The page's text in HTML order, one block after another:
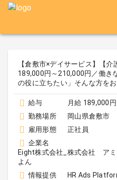
【倉敷市×デイサービス】【
189,000円～210,000円／働き
の役に立ちたい」そんな方を
給与
月給 189,000
勤務場所
岡山県倉敷市
雇用形態
正社員
企業名
Eight株式会社_株式会社 ア
よん
情報提供
HR Ads